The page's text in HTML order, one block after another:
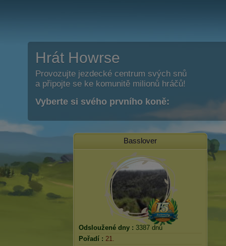
Hrát Howrse
Provozujte jezdecké centrum svých snů
a připojte se ke komunitě milionů hráčů!
Vyberte si svého prvního koně:
Basslover
Odsloužené dny : 3387 dnů
Pořadí : 21.